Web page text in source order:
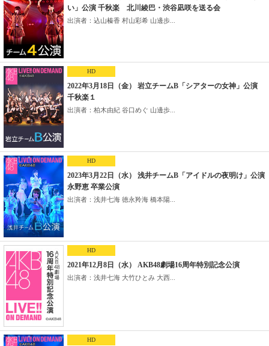
い」公演 千秋楽 北川綾巴・渋谷凪咲を送る会
出演者：込山榛香 村山彩希 山邊歩...
HD
2022年3月18日（金） 岩立チームB「シアターの女神」公演
千秋楽１
出演者：柏木由紀 谷口めぐ 山邊歩...
HD
2023年3月22日（水） 浅井チームB「アイドルの夜明け」公演
永野恵 卒業公演
出演者：浅井七海 徳永羚海 橋本陽...
HD
2021年12月8日（水） AKB48劇場16周年特別記念公演
出演者：浅井七海 大竹ひとみ 大西...
HD